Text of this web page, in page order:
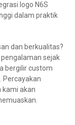
logo N6S
dalam praktik
dan berkualitas?
pengalaman sejak
bergilir custom
Percayakan
kami akan